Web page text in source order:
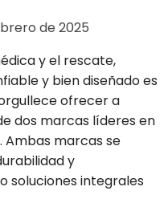
de 2025
y el rescate,
y bien diseñado es
ofrecer a
dos marcas líderes en
Ambas marcas se
y
soluciones integrales